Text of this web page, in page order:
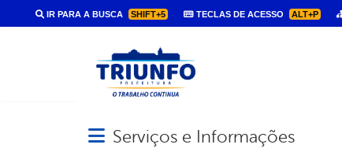
IR PARA A BUSCA SHIFT+5 TECLAS DE ACESSO ALT+P
Abrir menu principal de navegação
Serviços e Informações